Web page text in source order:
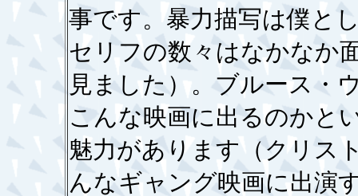
事です。暴力描写は僕と
セリフの数々はなかなか
見ました）。ブルース・
こんな映画に出るのかと
魅力があります（クリス
んなギャング映画に出演